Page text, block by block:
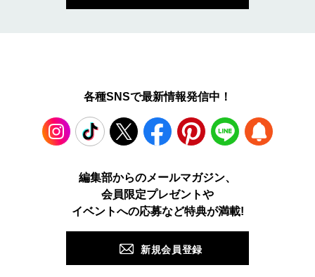
各種SNSで最新情報発信中！
TikTok Facebook Pinterest LINE
編集部からのメールマガジン、
会員限定プレゼントや
イベントへの応募など特典が満載!
新規会員登録